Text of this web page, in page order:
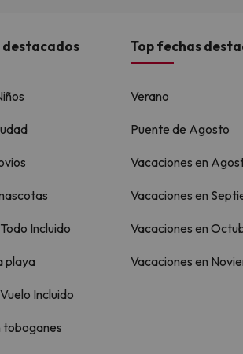
destacados
Incluido
playa
Incluido
toboganes
Top fechas
Verano
Puente de Agosto
Vacaciones en
Vacaciones en
Vacaciones en
Vacaciones en